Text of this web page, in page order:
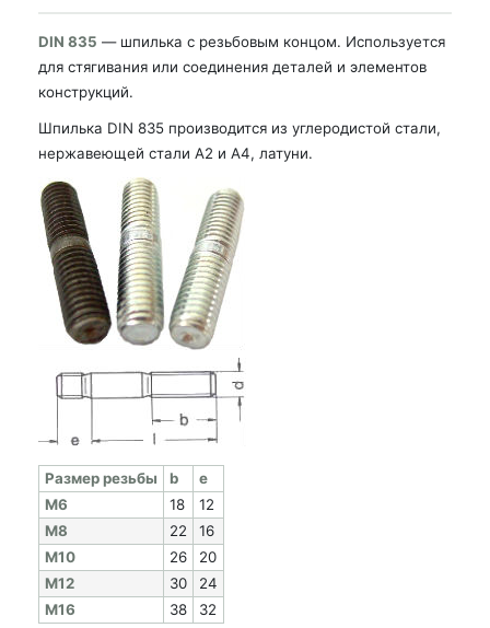
DIN 835 — шпилька с резьбовым концом. Используется
для стягивания или соединения деталей и элементов
конструкций.
Шпилька DIN 835 производится из углеродистой стали,
нержавеющей стали А2 и А4, латуни.
Раз­мер резь­бы b
e
M6
18
12
M8
22
16
M10
26
20
M12
30
24
M16
38 32